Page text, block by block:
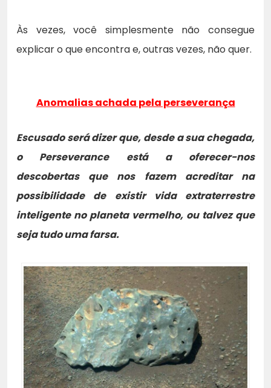
Às vezes, você simplesmente não consegue
explicar o que encontra e, outras vezes, não quer.
Anomalias achada pela perseverança
Escusado será dizer que, desde a sua chegada,
o Perseverance está a oferecer-nos
descobertas que nos fazem acreditar na
possibilidade de existir vida extraterrestre
inteligente no planeta vermelho, ou talvez que
seja tudo uma farsa.